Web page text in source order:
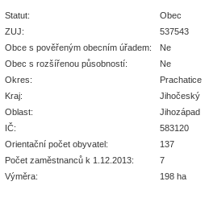
Statut:
Obec
ZUJ:
537543
Obce s pověřeným obecním úřadem:
Ne
Obec s rozšířenou působností:
Ne
Okres:
Prachatice
Kraj:
Jihočeský
Oblast:
Jihozápad
IČ:
583120
Orientační počet obyvatel:
137
Počet zaměstnanců k 1.12.2013:
7
Výměra:
198 ha